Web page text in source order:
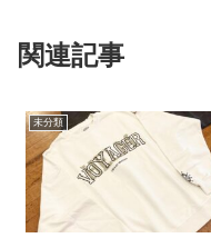
関連記事
未分類